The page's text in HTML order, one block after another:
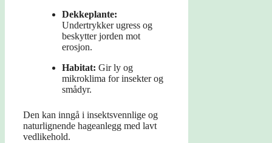
Dekkeplante:
Undertrykker ugress og
beskytter jorden mot
erosjon.
Habitat: Gir ly og
mikroklima for insekter og
smådyr.
Den kan inngå i insektsvennlige og
naturlignende hageanlegg med lavt
vedlikehold.